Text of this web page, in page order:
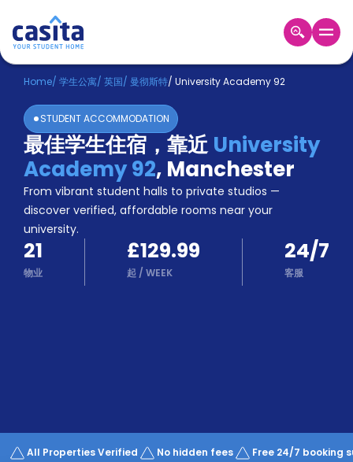
Home ZH GBP
登
入
Booking
Accommodation
About
us
Blog
Refer
And
Earn
Become
Works
Home/ 学生公寓/ 英国/ 曼彻斯特/ University Academy 92
STUDENT ACCOMMODATION
最佳学生住宿，靠近University
Academy 92, Manchester
From vibrant student halls to private studios —
discover verified, affordable rooms near your
university.
21
物业
£129.99
起 / WEEK
24/7
客服
All Properties Verified No hidden fees Free 24/7 booking